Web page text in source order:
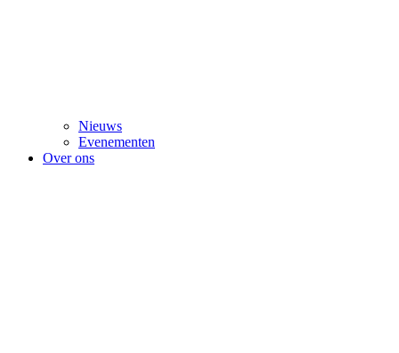
Nieuws
Evenementen
Over ons